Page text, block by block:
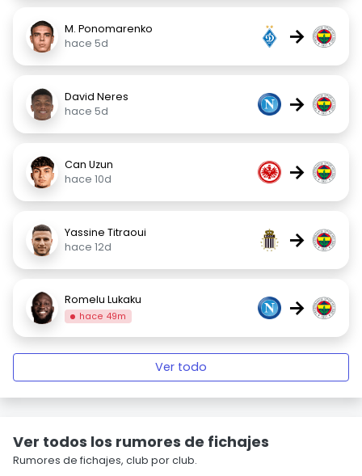
M. Ponomarenko
hace 5d
→
David Neres
hace 5d
→
Can Uzun
hace 10d
→
Yassine Titraoui
hace 12d
→
Romelu Lukaku
hace 49m →
Ver todo
Ver todos los rumores de fichajes
Rumores de fichajes, club por club.